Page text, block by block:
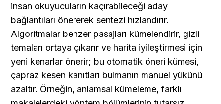
insan okuyucuların kaçırabileceği aday
bağlantıları önererek sentezi hızlandırır.
Algoritmalar benzer pasajları kümelendirir, gizli
temaları ortaya çıkarır ve harita iyileştirmesi için
yeni kenarlar önerir; bu otomatik öneri kümesi,
çapraz kesen kanıtları bulmanın manuel yükünü
azaltır. Örneğin, anlamsal kümeleme, farklı